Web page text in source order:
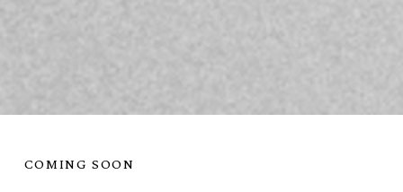
COMING SOON